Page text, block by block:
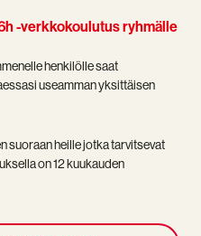
-verkkokoulutus ryhmälle
henkilölle saat
useamman yksittäisen
suoraan heille jotka tarvitsevat
on 12 kuukauden